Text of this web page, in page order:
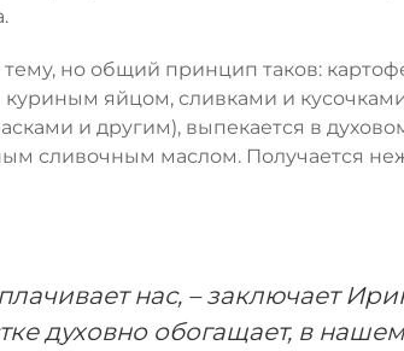
тему, но общий принцип таков:
куриным яйцом, сливками и
и другим), выпекается в
сливочным маслом. Получается
нас, – заключает
духовно обогащает, в нашем